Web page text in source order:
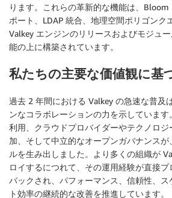
ります。これらの革新的な機能は、Bloom
ポート、LDAP 統合、地理空間ポリゴンク
Valkey エンジンのリリースおよびモジュ
能の上に構築されています。
私たちの主要な価値観に基
過去 2 年間における Valkey の急速な普及
ンなコラボレーションの力を示していま
利用、クラウドプロバイダーやテクノロ
加、そして中立的なオープンガバナンス
ルを生み出しました。より多くの組織が
ロイするにつれて、その運用経験が直接
バックされ、パフォーマンス、信頼性、ス
ト効率の継続的な改善を推進しています。